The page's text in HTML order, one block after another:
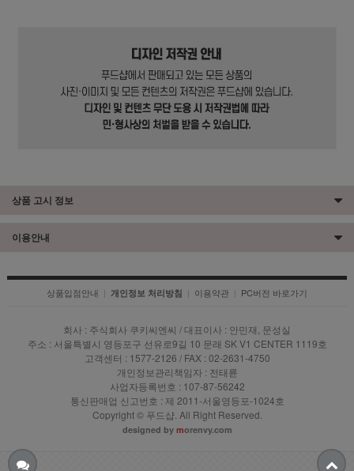
상품 고시 정보
이용안내
상품입점안내 | 개인정보 처리방침 | 이용약관 | PC버전 바로가기
회사 : 주식회사 쿠키씨엔씨 / 대표이사 : 안민재, 문성실
주소 : 서울특별시 영등포구 선유로9길 10 문래 SK V1 CENTER 1119호
고객센터 : 1577-2126 / FAX : 02-2631-4750
개인정보관리책임자 : 전태륜
사업자등록번호 : 107-87-56242
통신판매업 신고번호 : 제 2011-서울영등포-1024호
Copyright © 푸드샵. All Right Reserved.
designed by morenvy.com